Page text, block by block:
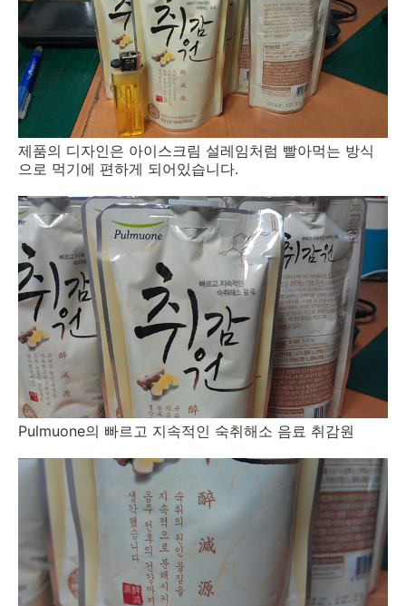
제품의 디자인은 아이스크림 설레임처럼 빨아먹는 방식
으로 먹기에 편하게 되어있습니다.
Pulmuone의 빠르고 지속적인 숙취해소 음료 취감원